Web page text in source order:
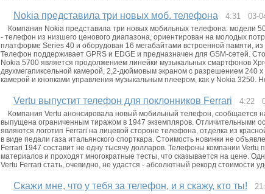
Nokia представила три новых моб. телефона 4:31 03-
Компания Nokia представила три новых мобильных телефона: модели
- телефон из низшего ценового диапазона, ориентирован на молодых
платформе Series 40 и оборудован 16 мегабайтами встроенной памяти,
Телефон поддерживает GPRS и EDGE и предназначен для GSM-сетей.
Nokia 5700 является продолжением линейки музыкальных смартфонов
двухмегапиксельной камерой, 2,2-дюймовым экраном с разрешением 240
камерой и кнопками управления музыкальным плеером, как у Nokia 3250.
Vertu выпустит телефон для поклонников Ferrari 4:22
Компания Vertu анонсировала новый мобильный телефон, сообщается
выпущена ограниченным тиражом в 1947 экземпляров. Отличительными
являются логотип Ferrari на лицевой стороне телефона, отделка из
в виде педали газа итальянского спорткара. Стоимость новинки не
Ferrari 1947 составит не одну тысячу долларов. Телефоны компании Vertu
материалов и проходят многократные тесты, что сказывается на цене.
Vertu Ferrari стать, очевидно, не удастся - абсолютный рекорд стоимости
Скажи мне, что у тебя за телефон, и я скажу, кто ты!